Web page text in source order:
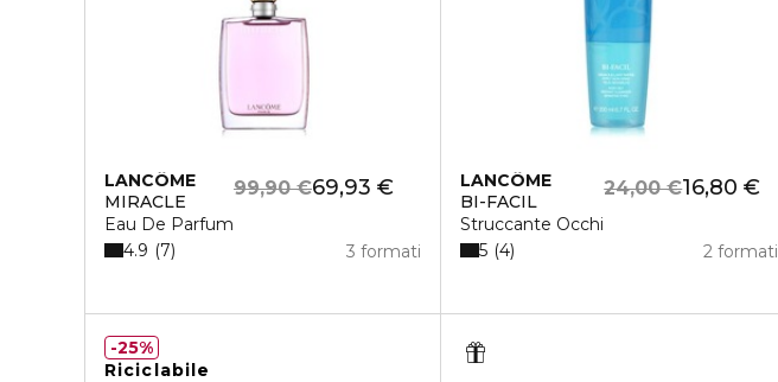
LANCÔME
MIRACLE
Eau De Parfum
69,93 €
99,90 €
3 formati
4.9 7
LANCÔME
BI-FACIL
Struccante Occhi
16,80 €
24,00 €
2 formati
5 4
Riciclabile
25%